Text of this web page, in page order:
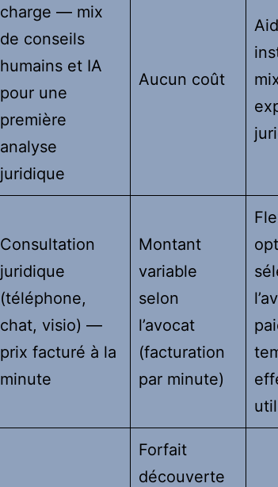
charge — mix
de conseils
humains et IA
pour une
première
analyse
juridique
Aucun coût
Consultation
juridique
(téléphone,
chat, visio) —
prix facturé à la
minute
Montant
variable
selon
l’avocat
(facturation
par minute)
Forfait
découverte